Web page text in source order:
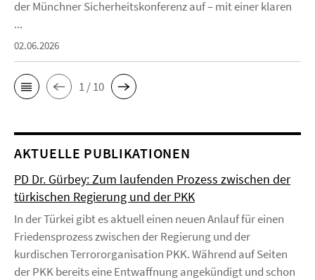
der Münchner Sicherheitskonferenz auf – mit einer klaren
...
02.06.2026
1 / 10
AKTUELLE PUBLIKATIONEN
PD Dr. Gürbey: Zum laufenden Prozess zwischen der
türkischen Regierung und der PKK
In der Türkei gibt es aktuell einen neuen Anlauf für einen
Friedensprozess zwischen der Regierung und der
kurdischen Terrororganisation PKK. Während auf Seiten
der PKK bereits eine Entwaffnung angekündigt und schon